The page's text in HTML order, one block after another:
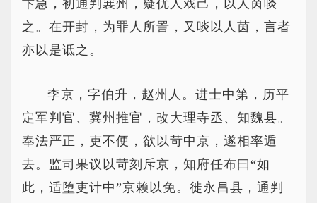
卞急，初通判襄州，疑优人戏己，以人茵啖
之。在开封，为罪人所詈，又啖以人茵，言者
亦以是诋之。
李京，字伯升，赵州人。进士中第，历平
定军判官、冀州推官，改大理寺丞、知魏县。
奉法严正，吏不便，欲以苛中京，遂相率遁
去。监司果议以苛刻斥京，知府任布曰“如
此，适堕吏计中”京赖以免。徙永昌县，通判